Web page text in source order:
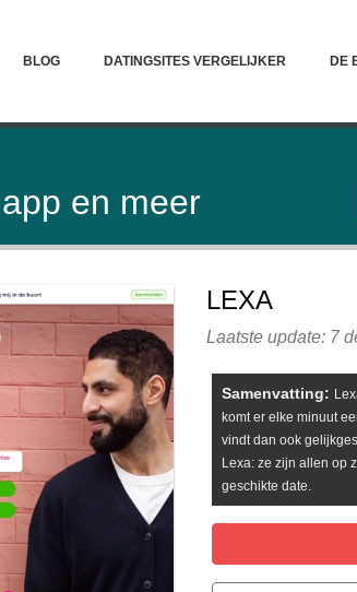
BLOG DATINGSITES VERGELIJKER DE
en meer
LEXA
Laatste update: 7
Samenvatting:
komt er elke minuut
vindt dan ook
Lexa: ze zijn allen op
geschikte date.